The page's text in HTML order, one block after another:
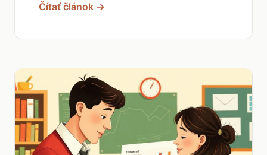
Čítať článok →